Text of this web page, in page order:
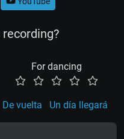
For dancing
De vuelta Un día llegará